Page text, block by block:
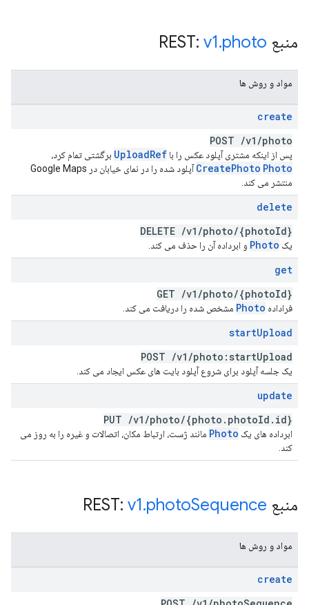
منبع REST: v1.photo
مواد و روش ها
create
POST /v1 /photo
پس از اینکه مشتری آپلود عکس را با UploadRef برگشتی تمام کرد،
CreatePhoto Photo
آپلود شده را در نمای خیابان در Google Maps
منتشر می کند.
delete
DELETE /v1 /photo/{photoId}
یک Photo و ابرداده آن را حذف می کند.
get
GET /v1 /photo/{photoId}
فراداده Photo مشخص شده را دریافت می کند.
startUpload
POST /v1 /photo:startUpload
یک جلسه آپلود برای شروع آپلود بایت های عکس ایجاد می کند.
update
PUT /v1 /photo/{photo . photoId . id}
ابرداده های یک Photo مانند ژست، ارتباط مکان، اتصالات و غیره را به روز می
کند.
منبع REST: v1.photoSequence
مواد و روش ها
create